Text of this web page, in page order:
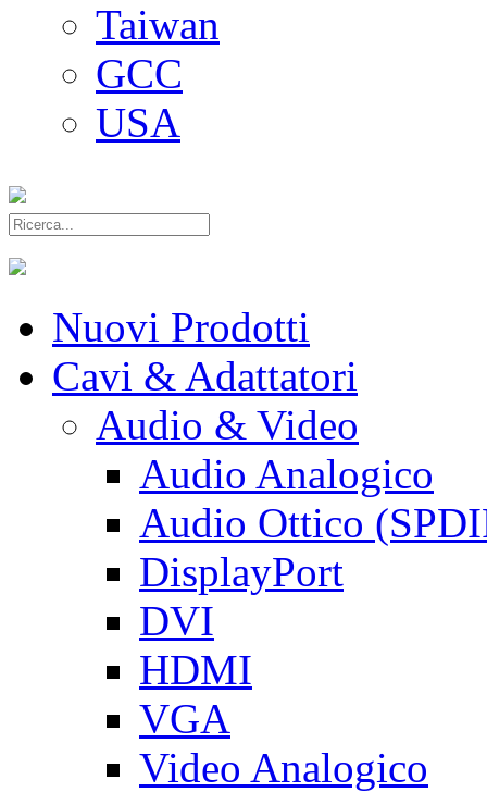
Taiwan
GCC
USA
Nuovi Prodotti
Cavi & Adattatori
Audio & Video
Audio Analogico
Audio Ottico
DisplayPort
DVI
HDMI
VGA
Video Analogico